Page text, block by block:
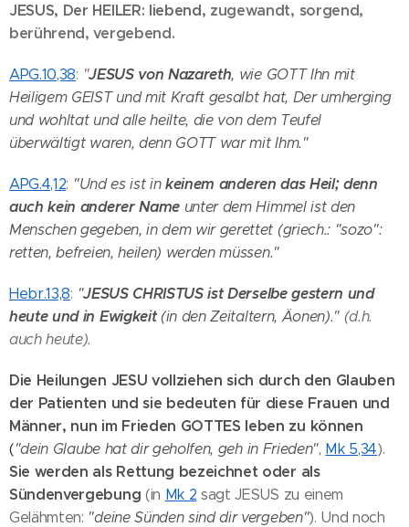
JESUS, Der HEILER: liebend, zugewandt, sorgend,
berührend, vergebend.
APG.10,38: "JESUS von Nazareth, wie GOTT Ihn mit
Heiligem GEIST und mit Kraft gesalbt hat, Der umherging
und wohltat und alle heilte, die von dem Teufel
überwältigt waren, denn GOTT war mit Ihm."
APG.4,12: "Und es ist inkeinem anderen das Heil; denn
auch kein anderer Nameunter dem Himmel ist den
Menschen gegeben, in dem wir gerettet (griech.: "sozo":
retten, befreien, heilen) werden müssen."
Hebr.13,8: "JESUS CHRISTUS ist Derselbe gestern und
heute und in Ewigkeit(in den Zeitaltern, Äonen)." (d.h.
auch heute).
Die Heilungen JESU vollziehen sich durch den Glauben
der Patienten und sie bedeuten für diese Frauen und
Männer, nun im Frieden GOTTES leben zu können
("dein Glaube hat dir geholfen, geh in Frieden", Mk 5,34).
Sie werden als Rettung bezeichnet oder als
Sündenvergebung (in Mk 2 sagt JESUS zu einem
Gelähmten: "deine Sünden sind dir vergeben"). Und noch